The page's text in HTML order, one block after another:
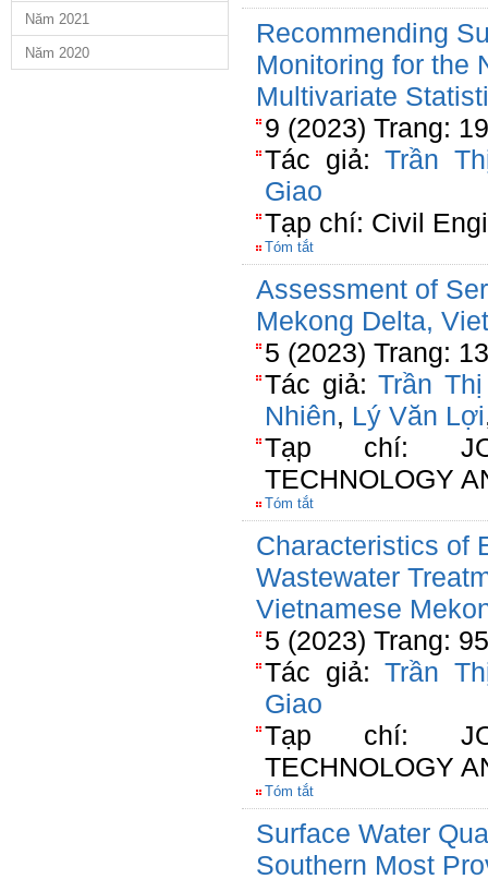
Năm 2021
Năm 2020
Recommending
Monitoring for the
Multivariate
9 (2023) Trang:
Tác giả:Trần
Giao
Tạp chí: Civil
Tóm tắt
Assessment of
Mekong Delta,
5 (2023) Trang:
Tác giả:Trần
Nhiên, Lý Văn Lợi
Tạp chí:
TECHNOLOGY
Tóm tắt
Characteristics of
Wastewater
Vietnamese
5 (2023) Trang:
Tác giả:Trần
Giao
Tạp chí:
TECHNOLOGY
Tóm tắt
Surface Water
Southern Most